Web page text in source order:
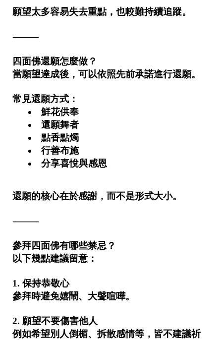
願望太多容易失去重點，也較難持續追蹤。
⸻
四面佛還願怎麼做？
當願望達成後，可以依照先前承諾進行還願。
常見還願方式：
鮮花供奉
還願舞者
點香點燭
行善布施
分享喜悅與感恩
還願的核心在於感謝，而不是形式大小。
⸻
參拜四面佛有哪些禁忌？
以下幾點建議留意：
1. 保持恭敬心
參拜時避免嬉鬧、大聲喧嘩。
2. 願望不要傷害他人
例如希望別人倒楣、拆散感情等，皆不建議祈